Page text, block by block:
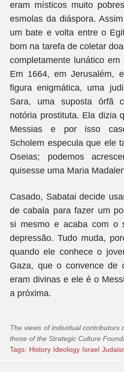
eram místicos muito
esmolas da diáspora.
um bate e volta entre o
bom na tarefa de coletar
completamente lunático
Em 1664, em Jerusalém,
figura enigmática, uma
Sara, uma suposta órfã
notória prostituta. Ela dizia
Messias e por isso
Scholem especula que ele
Oseias; podemos
quisesse uma Maria
Casado, Sabatai decide
de cabala para fazer um
si mesmo e acaba com o
depressão. Tudo muda,
quando ele conhece o
Gaza, que o convence de
eram divinas e ele é o
a próxima.
The views of individual contributors
those of the Strategic Culture
Tags: History Ideology Israel